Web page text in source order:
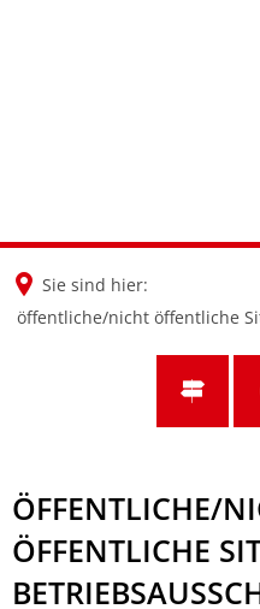
Sie sind hier:
öffentliche/nicht öffentliche
ÖFFENTLICHE/
ÖFFENTLICHE